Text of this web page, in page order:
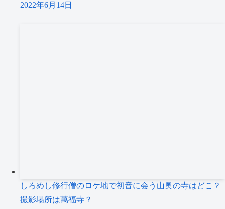
2022年6月14日
しろめし修行僧のロケ地で初音に会う山奥の寺はどこ？
撮影場所は萬福寺？